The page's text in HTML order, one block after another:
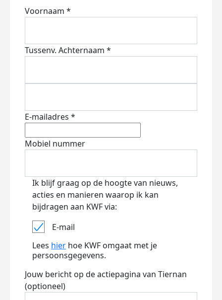
Voornaam *
Tussenv. Achternaam *
E-mailadres *
Mobiel nummer
Ik blijf graag op de hoogte van nieuws,
acties en manieren waarop ik kan
bijdragen aan KWF via:
E-mail
Lees hier hoe KWF omgaat met je
persoonsgegevens.
Jouw bericht op de actiepagina van Tiernan
(optioneel)